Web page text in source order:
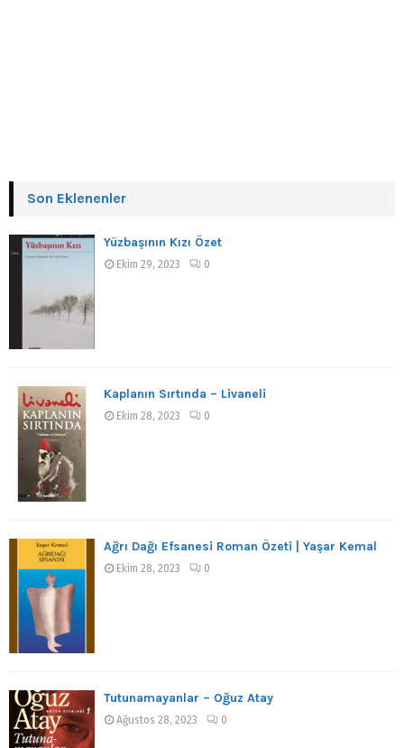
Son Eklenenler
Yüzbaşının Kızı Özet
Ekim 29, 2023 0
Kaplanın Sırtında – Livaneli
Ekim 28, 2023 0
Ağrı Dağı Efsanesi Roman Özeti | Yaşar Kemal
Ekim 28, 2023 0
Tutunamayanlar – Oğuz Atay
Ağustos 28, 2023 0